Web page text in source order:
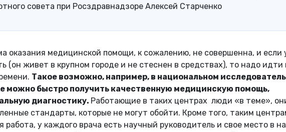
совета при Росздравнадзоре Алексей Старченко
оказания медицинской помощи, к сожалению, не совершенна, и если
(он живет в крупном городе и не стеснен в средствах), то надо идти
Такое возможно, например, в национальном
можно быстро получить качественную медицинскую помощь,
диагностику. Работающие в таких центрах люди «в теме»,
стандарты, которые не могут обойти. Кроме того, таким
работа, у каждого врача есть научный руководитель и свое место в